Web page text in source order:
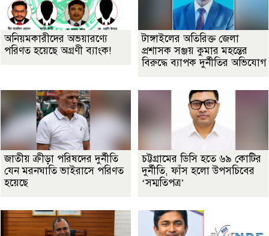
অনিয়মকারীদের অভয়ারণ্যে
পরিণত হয়েছে অগ্রণী ব্যাংক!
টাঙ্গাইলের অতিরিক্ত জেলা
প্রশাসক সঞ্জয় কুমার মহন্তের
বিরুদ্ধে ব্যাপক দুর্নীতির অভিযোগ
জাতীয় ক্রীড়া পরিষদের দুর্নীতি
যেন মরনঘাতি ভাইরাসে পরিণত
হয়েছে
চট্টগ্রামের ডিসি হতে ৬৯ কোটির
দুর্নীতি, ফাঁস হলো উপসচিবের
‘সম্মতিপত্র’